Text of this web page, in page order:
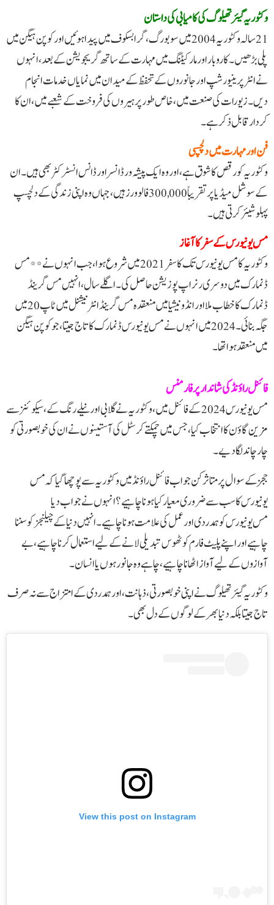
وکٹوریہ گیئر تھیلوگ کی کامیابی کی داستان
21 سالہ وکٹوریہ 2004 میں سوبورگ، گرابسکوف میں پیدا ہوئیں اورکوپن ہیگن میں
پلی بڑھیں۔ کاروبار اور مارکیٹنگ میں مہارت کے ساتھ گریجویشن کے بعد، انہوں
نے انٹرپرینیورشپ اور جانوروں کے تحفظ کے میدان میں نمایاں خدمات انجام
دیں۔ زیورات کی صنعت میں، خاص طور پر ہیروں کی فروخت کے شعبے میں، ان کا
کردار قابل ذکر ہے۔
فن اور مہارت میں دلچسپی
وکٹوریہ کو رقص کا شوق ہے، اور وہ ایک پیشہ ور ڈانسر اور ڈانس انسٹرکٹر بھی ہیں۔ ان
کے سوشل میڈیا پر تقریباً 300,000 فالوورز ہیں، جہاں وہ اپنی زندگی کے دلچسپ
پہلو شیئر کرتی ہیں۔
مس یونیورس کے سفر کا آغاز
وکٹوریہ کا مس یونیورس تک کا سفر 2021 میں شروع ہوا، جب انہوں نے **مس
ڈنمارک میں دوسری رنر اپ پوزیشن حاصل کی۔ اگلے سال، انہیں مس گرینڈ
ڈنمارک کا خطاب ملا اور انڈونیشیا میں منعقدہ مس گرینڈ انٹرنیشنل میں ٹاپ 20 میں
جگہ بنائی۔ 2024 میں انہوں نے مس یونیورس ڈنمارک کا تاج جیتا، جو کوپن ہیگن
میں منعقد ہوا تھا۔
فائنل راؤنڈ کی شاندار پرفارمنس
مس یونیورس 2024 کے فائنل میں، وکٹوریہ نے گلابی اور نیلے رنگ کے، سیکوئنز سے
مزین گاؤن کا انتخاب کیا، جس میں چمکتے کرسٹل کی آستینوں نے ان کی خوبصورتی کو
چار چاند لگا دیے۔
ججز کے سوال پر متاثر کن جواب فائنل راؤنڈ میں وکٹوریہ سے پوچھا گیا کہ مس
یونیورس کا سب سے ضروری معیار کیا ہونا چاہیے؟انہوں نے جواب دیا
مس یونیورس کو ہمدردی اور عمل کی علامت ہونا چاہیے۔ انہیں دنیا کے چیلنجز کو سننا
چاہیے اور اپنے پلیٹ فارم کو ٹھوس تبدیلی لانے کے لیے استعمال کرنا چاہیے، بے
آوازوں کے لیے آواز اٹھانا چاہیے، چاہے وہ جانور ہوں یا انسان۔
وکٹوریہ گیئر تھیلوگ نے اپنی خوبصورتی، ذہانت، اور ہمدردی کے امتزاج سے نہ صرف
تاج جیتا بلکہ دنیا بھر کے لوگوں کے دل بھی۔
View this post on Instagram